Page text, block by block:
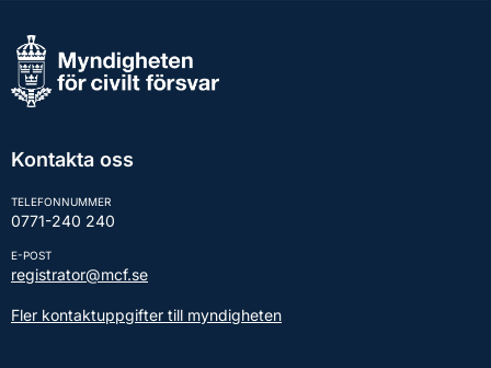
Kontakta oss
TELEFONNUMMER
0771-240 240
E-POST
registrator@mcf.se
Fler kontaktuppgifter till myndigheten